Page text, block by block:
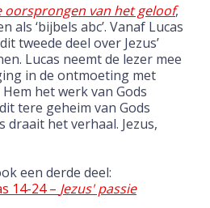
oorsprongen van het geloof,
als ‘bijbels abc’. Vanaf Lucas
tweede deel over Jezus’
Lucas neemt de lezer mee
in de ontmoeting met
het werkvan Gods
tere geheim van Gods
draait het verhaal. Jezus,
een derde deel:
14-24 – Jezus' passie